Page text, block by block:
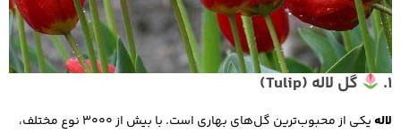
1. گل لاله (Tulip)
لاله
یکی از محبوب‌ترین گل‌های بهاری است. با بیش از 3000 نوع مختلف،